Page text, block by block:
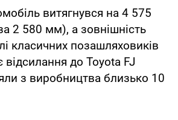
витягнувся на 4 575
2 580 мм), а зовнішність
класичних позашляховиків
до Toyota FJ
з виробництва близько 10